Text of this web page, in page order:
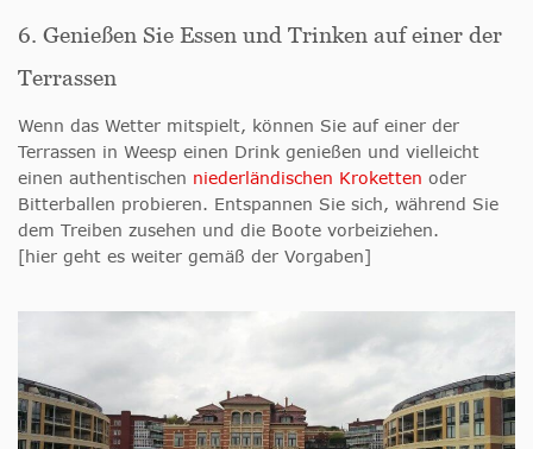
6. Genießen Sie Essen und Trinken auf einer der
Terrassen
Wenn das Wetter mitspielt, können Sie auf einer der
Terrassen in Weesp einen Drink genießen und vielleicht
einen authentischen niederländischen Kroketten oder
Bitterballen probieren. Entspannen Sie sich, während Sie
dem Treiben zusehen und die Boote vorbeiziehen.
[hier geht es weiter gemäß der Vorgaben]